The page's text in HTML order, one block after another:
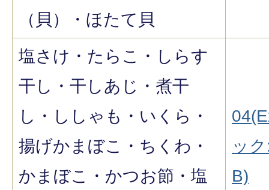
（貝）・ほたて貝
塩さけ・たらこ・しらす
干し・干しあじ・煮干
し・ししゃも・いくら・
揚げかまぼこ・ちくわ・
かまぼこ・かつお節・塩
ッ
B)